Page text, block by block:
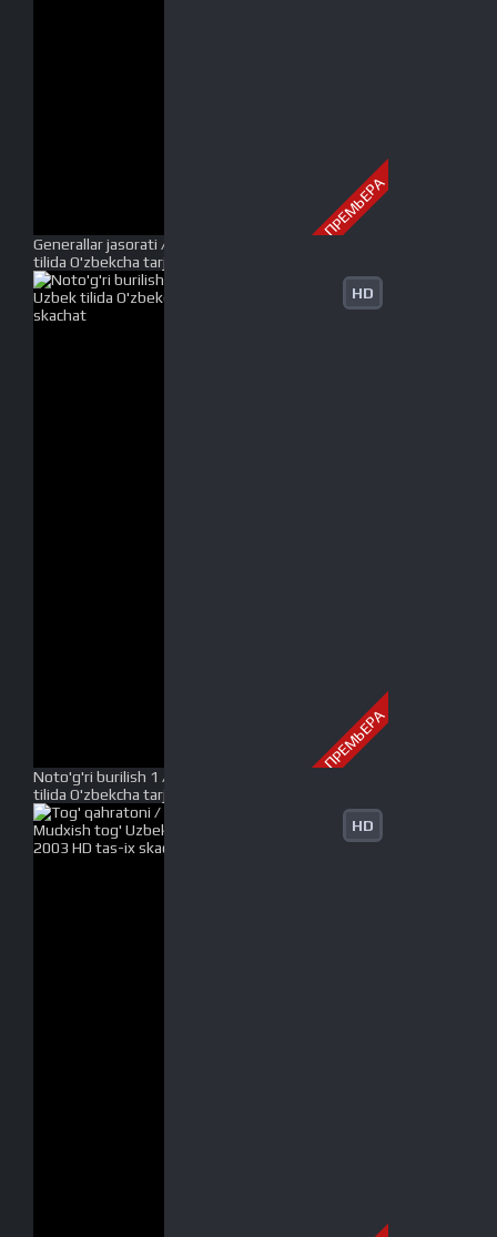
ПРЕМЬЕРА
Generallar jasorati / Xudolar va generallar Uzbek
tilida O'zbekcha tarjima kino 2003 HD tas-ix skachat
HD
ПРЕМЬЕРА
Noto'g'ri burilish 1 / Burilish u yerda emas 1 Uzbek
tilida O'zbekcha tarjima kino 2003 HD tas-ix skachat
HD